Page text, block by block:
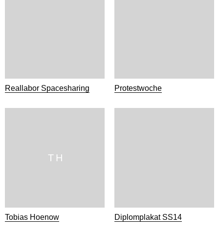
Reallabor Spacesharing Protestwoche
T H
Tobias Hoenow Diplomplakat SS14